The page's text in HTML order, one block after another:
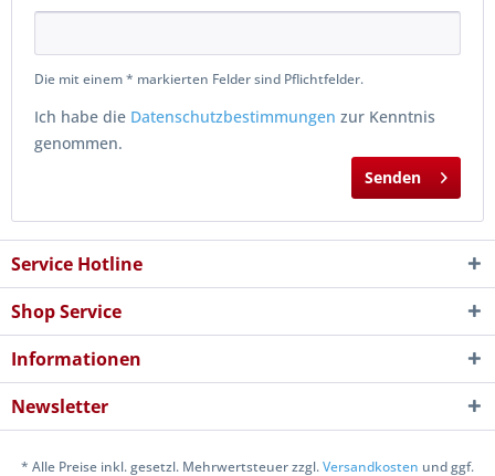
Die mit einem * markierten Felder sind Pflichtfelder.
Ich habe die Datenschutzbestimmungen zur Kenntnis
genommen.
Senden
Service Hotline
Shop Service
Informationen
Newsletter
* Alle Preise inkl. gesetzl. Mehrwertsteuer zzgl.Versandkosten und ggf.